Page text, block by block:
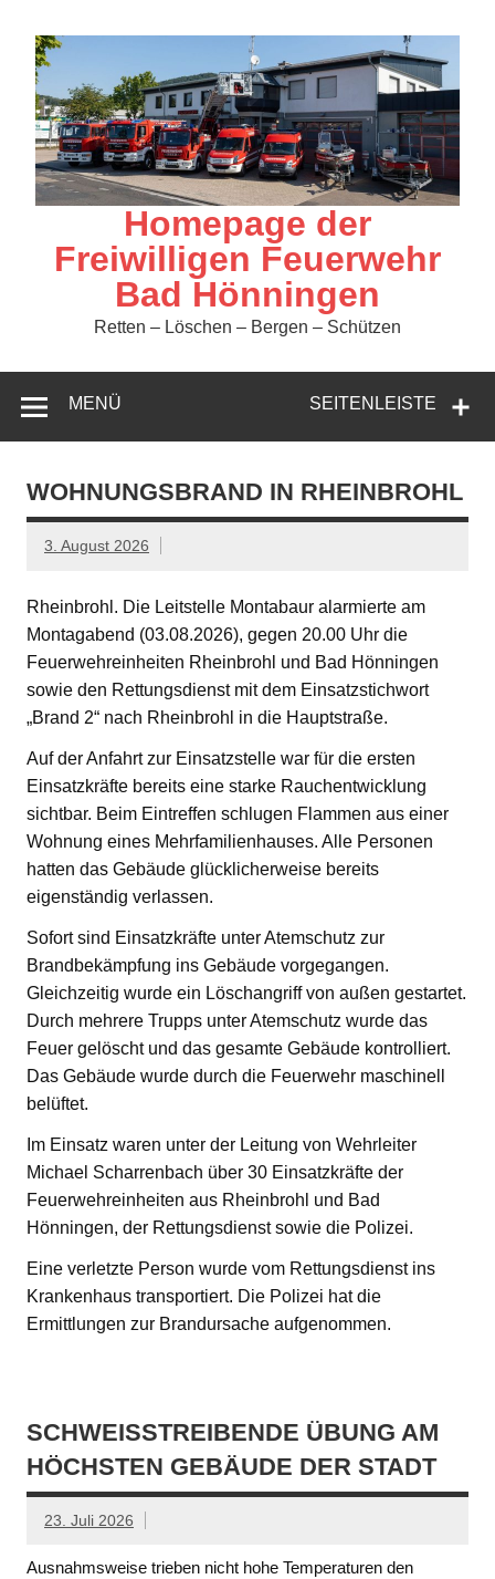
springen
Homepage der
Freiwilligen Feuerwehr
Bad Hönningen
Retten – Löschen – Bergen – Schützen
SEITENLEISTE
MENÜ
WOHNUNGSBRAND IN RHEINBROHL
3. August 2026
Rheinbrohl. Die Leitstelle Montabaur alarmierte am
Montagabend (03.08.2026), gegen 20.00 Uhr die
Feuerwehreinheiten Rheinbrohl und Bad Hönningen
sowie den Rettungsdienst mit dem Einsatzstichwort
„Brand 2“ nach Rheinbrohl in die Hauptstraße.
Auf der Anfahrt zur Einsatzstelle war für die ersten
Einsatzkräfte bereits eine starke Rauchentwicklung
sichtbar. Beim Eintreffen schlugen Flammen aus einer
Wohnung eines Mehrfamilienhauses. Alle Personen
hatten das Gebäude glücklicherweise bereits
eigenständig verlassen.
Sofort sind Einsatzkräfte unter Atemschutz zur
Brandbekämpfung ins Gebäude vorgegangen.
Gleichzeitig wurde ein Löschangriff von außen gestartet.
Durch mehrere Trupps unter Atemschutz wurde das
Feuer gelöscht und das gesamte Gebäude kontrolliert.
Das Gebäude wurde durch die Feuerwehr maschinell
belüftet.
Im Einsatz waren unter der Leitung von Wehrleiter
Michael Scharrenbach über 30 Einsatzkräfte der
Feuerwehreinheiten aus Rheinbrohl und Bad
Hönningen, der Rettungsdienst sowie die Polizei.
Eine verletzte Person wurde vom Rettungsdienst ins
Krankenhaus transportiert. Die Polizei hat die
Ermittlungen zur Brandursache aufgenommen.
SCHWEISSTREIBENDE ÜBUNG AM H
ÖCHSTEN GEBÄUDE DER STADT
23. Juli 2026
Ausnahmsweise trieben nicht hohe Temperaturen den